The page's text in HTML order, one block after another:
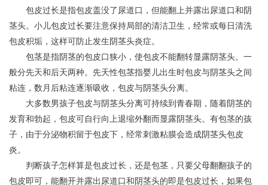
包皮过长是指包皮盖没了尿道口，但能翻上并露出尿道口和阴
茎头。小儿包皮过长要注意保持局部的清洁卫生，经常或每日清洗
包皮积垢，这样可防止发生阴茎头炎症。
包茎是指阴茎的包皮口狭小，使包皮不能翻转显露阴茎头。一
般分先天和后天两种。先天性包茎指婴儿出生时包皮与阴茎头之间
粘连，数月后粘连逐渐吸收，包皮与阴茎头分离。
大多数男孩子包皮与阴茎头分离可持续到青春期，随着阴茎的
发育和勃起，包皮可自行向上退缩外翻而显露阴茎头。有包茎的孩
子，由于分泌物积留于包皮下，经常刺激粘膜会造成阴茎头包皮
炎。
判断孩子怎样算是包皮过长，还是包茎，只要父母翻翻孩子的
包皮即可，能翻开并露出尿道口和阴茎头的即是包皮过长，如果包